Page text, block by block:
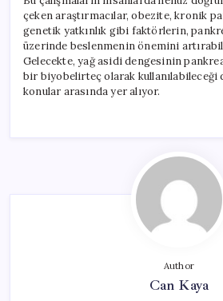
çeken araştırmacılar, obezite, kronik
genetik yatkınlık gibi faktörlerin,
üzerinde beslenmenin önemini
Gelecekte, yağ asidi dengesinin
bir biyobelirteç olarak kullanılabileceği
konular arasında yer alıyor.
Author
Can Kaya